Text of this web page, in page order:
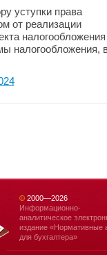
уступки права
от реализации
налогообложения,
©2000—2026
Информационно-
аналитическое
издание «Нормативные
для бухгалтера»